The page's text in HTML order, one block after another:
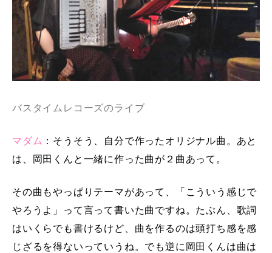
バスタイムレコーズのライブ
マダム ：そうそう、自分で作ったオリジナル曲。あと
は、岡田くんと一緒に作った曲が２曲あって。
その曲もやっぱりテーマがあって、「こういう感じで
やろうよ」って言って書いた曲ですね。たぶん、歌詞
はいくらでも書けるけど、曲を作るのは頭打ち感を感
じざるを得ないっていうね。でも逆に岡田くんは曲は